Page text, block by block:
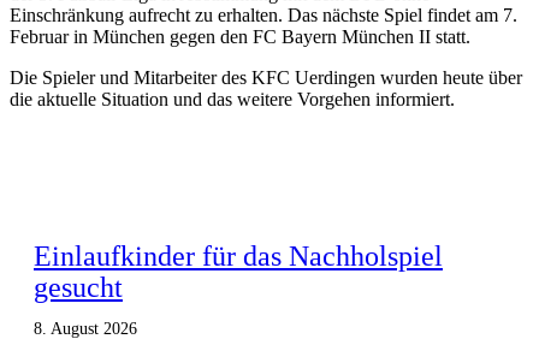
Einschränkung aufrecht zu erhalten. Das nächste Spiel findet am 7.
Februar in München gegen den FC Bayern München II statt.
Die Spieler und Mitarbeiter des KFC Uerdingen wurden heute über
die aktuelle Situation und das weitere Vorgehen informiert.
Einlaufkinder für das Nachholspiel
gesucht
8. August 2026